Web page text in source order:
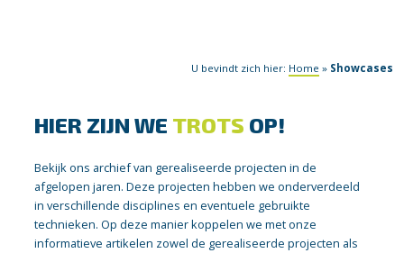
U bevindt zich hier: Home » Showcases
HIER ZIJN WE TROTS OP!
Bekijk ons archief van gerealiseerde projecten in de
afgelopen jaren. Deze projecten hebben we onderverdeeld
in verschillende disciplines en eventuele gebruikte
technieken. Op deze manier koppelen we met onze
informatieve artikelen zowel de gerealiseerde projecten als